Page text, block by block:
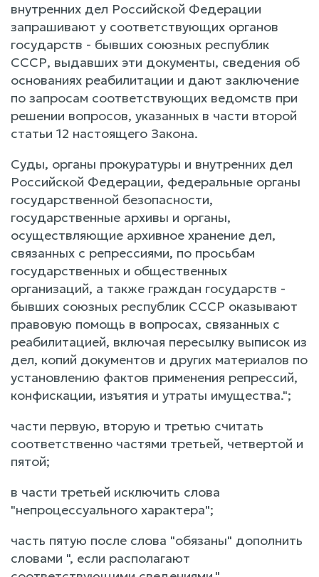
внутренних дел Российской Федерации
запрашивают у соответствующих органов
государств - бывших союзных республик
СССР, выдавших эти документы, сведения об
основаниях реабилитации и дают заключение
по запросам соответствующих ведомств при
решении вопросов, указанных в части второй
статьи 12 настоящего Закона.
Суды, органы прокуратуры и внутренних дел
Российской Федерации, федеральные органы
государственной безопасности,
государственные архивы и органы,
осуществляющие архивное хранение дел,
связанных с репрессиями, по просьбам
государственных и общественных
организаций, а также граждан государств -
бывших союзных республик СССР оказывают
правовую помощь в вопросах, связанных с
реабилитацией, включая пересылку выписок из
дел, копий документов и других материалов по
установлению фактов применения репрессий,
конфискации, изъятия и утраты имущества.";
части первую, вторую и третью считать
соответственно частями третьей, четвертой и
пятой;
в части третьей исключить слова
"непроцессуального характера";
часть пятую после слова "обязаны" дополнить
словами ", если располагают